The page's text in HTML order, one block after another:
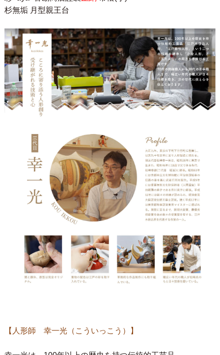
杉無垢 月型親王台
【人形師 幸一光（こういっこう）】